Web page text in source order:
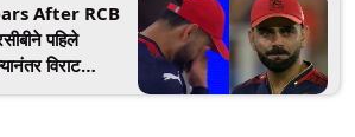
After RCB
पहिले
विराट